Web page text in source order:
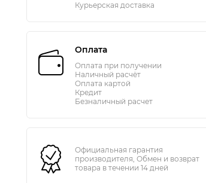
Курьерская доставка
Оплата
Оплата при получении
Наличный расчёт
Оплата картой
Кредит
Безналичный расчет
Официальная гарантия
производителя, Обмен и возврат
товара в течении 14 дней